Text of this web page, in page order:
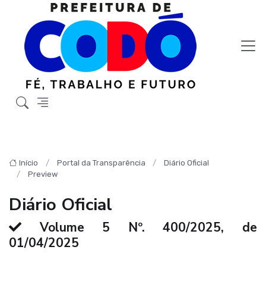
Início Portal da Transparência
Diário Oficial
Preview
Diário Oficial
Volume 5 Nº. 400/2025, de
01/04/2025